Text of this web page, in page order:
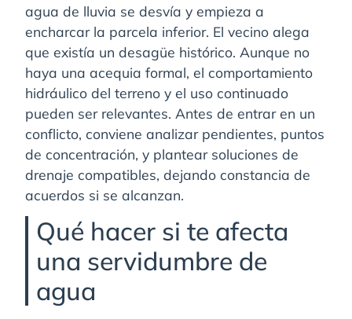
agua de lluvia se desvía y empieza a
encharcar la parcela inferior. El vecino alega
que existía un desagüe histórico. Aunque no
haya una acequia formal, el comportamiento
hidráulico del terreno y el uso continuado
pueden ser relevantes. Antes de entrar en un
conflicto, conviene analizar pendientes, puntos
de concentración, y plantear soluciones de
drenaje compatibles, dejando constancia de
acuerdos si se alcanzan.
Qué hacer si te afecta
una servidumbre de
agua